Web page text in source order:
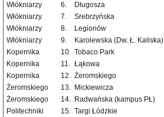
Włókniarzy
6.
Długosza
Włókniarzy
7.
Srebrzyńska
Włókniarzy
8.
Legionów
Włókniarzy
9.
Karolewska (Dw. Ł. Kaliska)
Kopernika
10. Tobaco Park
Kopernika
11. Łąkowa
Kopernika
12. Żeromskiego
Żeromskiego
13. Mickiewicza
Żeromskiego
14. Radwańska (kampus PŁ)
Politechniki
15. Targi Łódzkie